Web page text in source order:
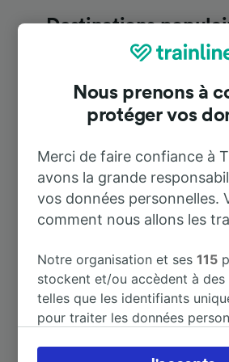
Destinations
Arona
À Milan
À Milano Centrale
À Novara
Nous prenons à
protéger vos
Merci de faire confiance à
avons la grande
vos données personnelles.
comment nous allons les
Notre organisation et ses115
stockent et/ou accèdent à des
telles que les identifiants
pour traiter les données
préférences, notamment en